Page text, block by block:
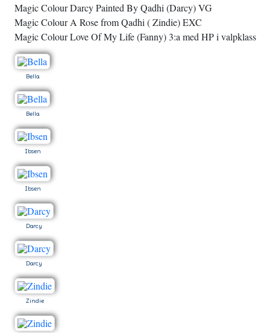
Magic Colour Darcy Painted By Qadhi (Darcy) VG
Magic Colour A Rose from Qadhi ( Zindie) EXC
Magic Colour Love Of My Life (Fanny) 3:a med HP i valpklass
Bella
Bella
Ibsen
Ibsen
Darcy
Darcy
Zindie